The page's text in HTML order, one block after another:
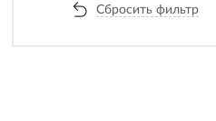
Сбросить фильтр